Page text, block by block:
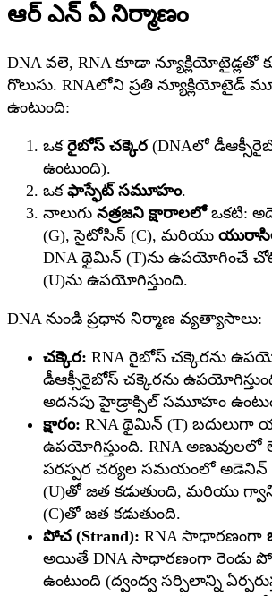
ఆర్ ఎన్ ఏ నిర్మాణం
DNA వలె, RNA కూడా
గొలుసు. RNAలోని ప్రతి న్యూక్లియోటైడ్
ఉంటుంది:
ఒక రైబోస్ చక్కెర(DNAలో
ఉంటుంది).
ఒక ఫాస్ఫేట్ సమూహం.
నాలుగు నత్రజని క్షారాలలోఒకటి:
(G), సైటోసిన్ (C), మరియు
DNA థైమిన్ (T)ను ఉపయోగించే
(U)ను ఉపయోగిస్తుంది.
DNA నుండి ప్రధాన నిర్మాణ వ్యత్యాసాలు:
చక్కెర: RNA రైబోస్ చక్కెరను
డీఆక్సీరైబోస్ చక్కెరను
అదనపు హైడ్రాక్సిల్ సమూహం
క్షారం: RNA థైమిన్ (T) బదులుగా
ఉపయోగిస్తుంది. RNA
పరస్పర చర్యల సమయంలో అడెనిన్
(U)తో జత కడుతుంది, మరియు
(C)తో జత కడుతుంది.
పోచ (Strand): RNA సాధారణంగా
అయితే DNA సాధారణంగా రెండు
ఉంటుంది (ద్వంద్వ సర్పిలాన్ని